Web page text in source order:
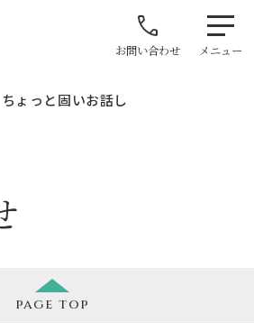
お問い合わせ メニュー
ちょっと固いお話し
page top